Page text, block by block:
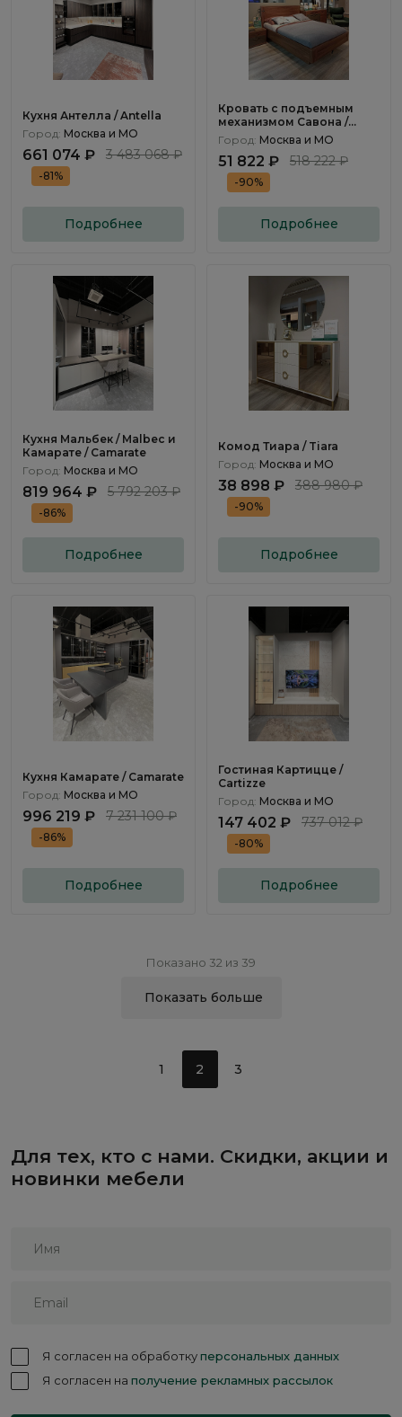
Кухня Антелла / Antella
Город: Москва и МО
661 074 ₽ 3 483 068 ₽
-81%
Подробнее
Кровать с подъемным
механизмом Савона /
Savona
Город: Москва и МО
51 822 ₽ 518 222 ₽
-90%
Подробнее
Кухня Мальбек / Malbec и
Камарате / Camarate
Город: Москва и МО
819 964 ₽ 5 792 203 ₽
-86%
Подробнее
Комод Тиара / Tiara
Город: Москва и МО
38 898 ₽ 388 980 ₽
-90%
Подробнее
Кухня Камарате / Camarate
Город: Москва и МО
996 219 ₽ 7 231 100 ₽
-86%
Подробнее
Гостиная Картицце /
Cartizze
Город: Москва и МО
147 402 ₽ 737 012 ₽
-80%
Подробнее
Показано 32 из 39
Показать больше
1 2 3
Для тех, кто с нами. Скидки, акции и
новинки мебели
Я согласен на обработкуперсональных данных
Я согласен на получение рекламных рассылок